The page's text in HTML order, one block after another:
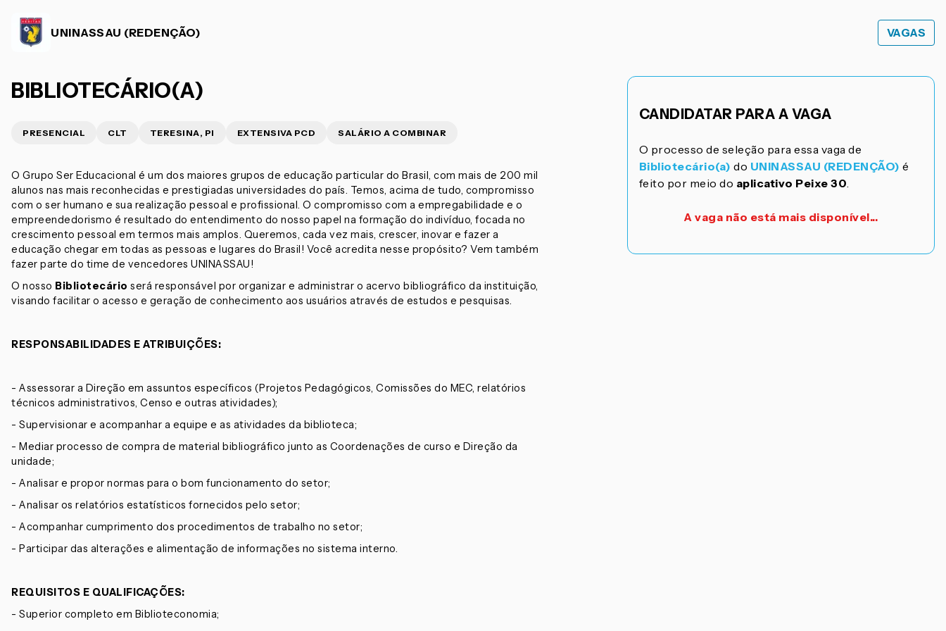
UNINASSAU (REDENÇÃO) VAGAS
BIBLIOTECÁRIO(A)
PRESENCIAL CLT TERESINA, PI EXTENSIVA PCD SALÁRIO A COMBINAR
O Grupo Ser Educacional é um dos maiores grupos de educação particular do Brasil, com mais de 200 mil
alunos nas mais reconhecidas e prestigiadas universidades do país. Temos, acima de tudo, compromisso
com o ser humano e sua realização pessoal e profissional. O compromisso com a empregabilidade e o
empreendedorismo é resultado do entendimento do nosso papel na formação do indivíduo, focada no
crescimento pessoal em termos mais amplos. Queremos, cada vez mais, crescer, inovar e fazer a
educação chegar em todas as pessoas e lugares do Brasil! Você acredita nesse propósito? Vem também
fazer parte do time de vencedores UNINASSAU!
O nosso Bibliotecário será responsável por organizar e administrar o acervo bibliográfico da instituição,
visando facilitar o acesso e geração de conhecimento aos usuários através de estudos e pesquisas.
RESPONSABILIDADES E ATRIBUIÇÕES:
- Assessorar a Direção em assuntos específicos (Projetos Pedagógicos, Comissões do MEC, relatórios
técnicos administrativos, Censo e outras atividades);
- Supervisionar e acompanhar a equipe e as atividades da biblioteca;
- Mediar processo de compra de material bibliográfico junto as Coordenações de curso e Direção da
unidade;
- Analisar e propor normas para o bom funcionamento do setor;
- Analisar os relatórios estatísticos fornecidos pelo setor;
- Acompanhar cumprimento dos procedimentos de trabalho no setor;
- Participar das alterações e alimentação de informações no sistema interno.
REQUISITOS E QUALIFICAÇÕES:
- Superior completo em Biblioteconomia;
CANDIDATAR PARA A VAGA
O processo de seleção para essa vaga de
Bibliotecário(a) do UNINASSAU (REDENÇÃO) é
feito por meio do aplicativo Peixe 30.
A vaga não está mais disponível...